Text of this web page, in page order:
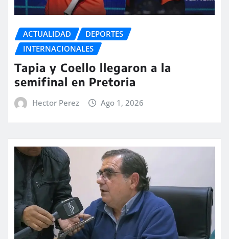
ACTUALIDAD
DEPORTES
INTERNACIONALES
Tapia y Coello llegaron a la
semifinal en Pretoria
Hector Perez Ago 1, 2026